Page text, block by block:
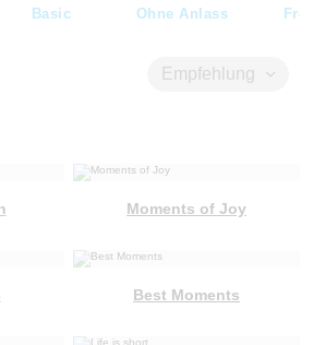
Basic Ohne Anlass
Empfehlung
Moments of Joy
Best Moments